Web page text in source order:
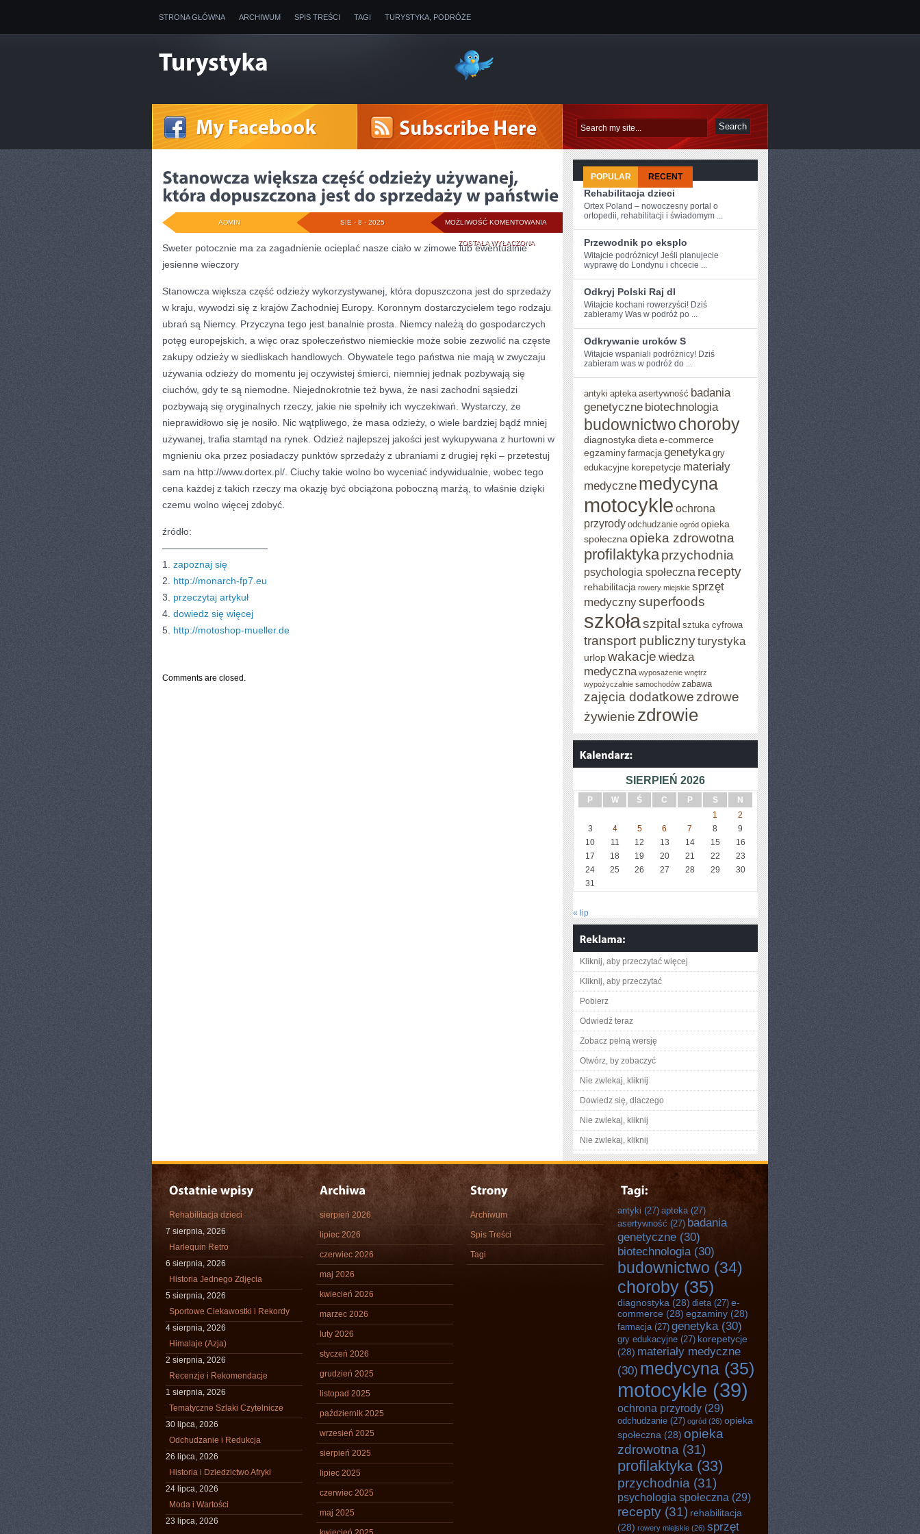
STRONA GŁÓWNA ARCHIWUM SPIS TREŚCI TAGI TURYSTYKA, PODRÓŻE
MOŻLIWOŚĆ KOMENTOWANIA STANOWCZA
WIĘKSZA
CZĘŚĆ
ODZIEŻY
UŻYWANEJ,
KTÓRA
DOPUSZCZONA
JEST
SPRZEDAŻY
W
PAŃSTWIE
ZOSTAŁA WYŁĄCZONA
SIE - 8 - 2025
ADMIN
Sweter potocznie ma za zagadnienie ocieplać nasze ciało w zimowe lub ewentualnie
jesienne wieczory
Stanowcza większa część odzieży wykorzystywanej, która dopuszczona jest do sprzedaży
w kraju, wywodzi się z krajów Zachodniej Europy. Koronnym dostarczycielem tego rodzaju
ubrań są Niemcy. Przyczyna tego jest banalnie prosta. Niemcy należą do gospodarczych
potęg europejskich, a więc oraz społeczeństwo niemieckie może sobie zezwolić na częste
zakupy odzieży w siedliskach handlowych. Obywatele tego państwa nie mają w zwyczaju
używania odzieży do momentu jej oczywistej śmierci, niemniej jednak pozbywają się
ciuchów, gdy te są niemodne. Niejednokrotnie też bywa, że nasi zachodni sąsiedzi
pozbywają się oryginalnych rzeczy, jakie nie spełniły ich wyczekiwań. Wystarczy, że
nieprawidłowo się je nosiło. Nic wątpliwego, że masa odzieży, o wiele bardziej bądź mniej
używanej, trafia stamtąd na rynek. Odzież najlepszej jakości jest wykupywana z hurtowni w
mgnieniu oka przez posiadaczy punktów sprzedaży z ubraniami z drugiej ręki – przetestuj
sam na http://www.dortex.pl/. Ciuchy takie wolno bo wyceniać indywidualnie, wobec tego
cena każdej z takich rzeczy ma okazję być obciążona poboczną marżą, to właśnie dzięki
czemu wolno więcej zdobyć.
źródło:
———————————
1. zapoznaj się
2. http://monarch-fp7.eu
3. przeczytaj artykuł
4. dowiedz się więcej
5. http://motoshop-mueller.de
Comments are closed.
POPULAR RECENT
Rehabilitacja dzieci
Ortex Poland – nowoczesny portal o
ortopedii, rehabilitacji i świadomym ...
Przewodnik po eksplo
Witajcie ⁤podróżnicy! Jeśli ‍planujecie
wyprawę do Londynu i chcecie ...
Odkryj Polski Raj dl
Witajcie kochani rowerzyści! Dziś
zabieramy Was w podróż po ...
Odkrywanie uroków S
Witajcie ⁢wspaniali podróżnicy! Dziś⁢
zabieram was w‌ podróż ⁣do ...
antyki apteka asertywność badania
genetyczne biotechnologia
budownictwochoroby
diagnostyka dieta e-commerce
egzaminy farmacja genetyka gry
edukacyjne korepetycje materiały
medyczne medycyna
motocykle ochrona
przyrody odchudzanie ogród opieka
społeczna opieka zdrowotna
profilaktykaprzychodnia
psychologia społeczna recepty
rehabilitacja rowery miejskie sprzęt
medycznysuperfoods
szkołaszpital sztuka cyfrowa
transport publicznyturystyka
urlopwakacje wiedza
medyczna wyposażenie wnętrz
wypożyczalnie samochodów zabawa
zajęcia dodatkowe zdrowe
żywienie zdrowie
SIERPIEŃ 2026
P W Ś C P S
N
1
2
3
4 5 6 7 8
9
10
11 12 13 14 15
16
17
18 19 20 21 22
23
24
25 26 27 28 29
30
31
« lip
Kliknij, aby przeczytać więcej
Kliknij, aby przeczytać
Pobierz
Odwiedź teraz
Zobacz pełną wersję
Otwórz, by zobaczyć
Nie zwlekaj, kliknij
Dowiedz się, dlaczego
Nie zwlekaj, kliknij
Nie zwlekaj, kliknij
Rehabilitacja dzieci
7 sierpnia, 2026
Harlequin Retro
6 sierpnia, 2026
Historia Jednego Zdjęcia
5 sierpnia, 2026
Sportowe Ciekawostki i Rekordy
4 sierpnia, 2026
Himalaje (Azja)
2 sierpnia, 2026
Recenzje i Rekomendacje
1 sierpnia, 2026
Tematyczne Szlaki Czytelnicze
30 lipca, 2026
Odchudzanie i Redukcja
26 lipca, 2026
Historia i Dziedzictwo Afryki
24 lipca, 2026
Moda i Wartości
23 lipca, 2026
sierpień 2026
lipiec 2026
czerwiec 2026
maj 2026
kwiecień 2026
marzec 2026
luty 2026
styczeń 2026
grudzień 2025
listopad 2025
październik 2025
wrzesień 2025
sierpień 2025
lipiec 2025
czerwiec 2025
maj 2025
Archiwum
Spis Treści
Tagi
antyki (27) apteka(27)
asertywność (27) badania
genetyczne (30)
biotechnologia(30)
budownictwo (34)
choroby (35)
diagnostyka (28) dieta(27) e-
commerce (28) egzaminy (28)
farmacja(27) genetyka(30)
gry edukacyjne (27) korepetycje
(28) materiały medyczne
(30) medycyna (35)
motocykle (39)
ochrona przyrody (29)
odchudzanie (27) ogród (26) opieka
społeczna (28) opieka
zdrowotna (31)
profilaktyka(33)
przychodnia (31)
psychologia społeczna (29)
recepty (31) rehabilitacja
(28) rowery miejskie (26) sprzęt